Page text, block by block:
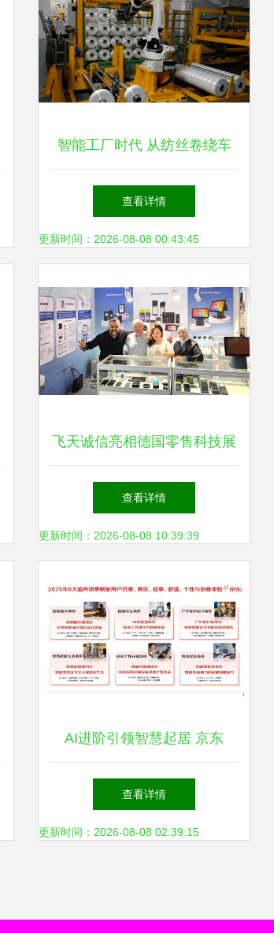
智能工厂时代 从纺丝卷绕车
间到绿色时尚的全面变革
查看详情
更新时间：2026-08-08 00:43:45
飞天诚信亮相德国零售科技展
eurocis 2024，引领支付安全
与身份认证新趋势
查看详情
更新时间：2026-08-08 10:39:39
AI进阶引领智慧起居 京东
2025年3C品类白皮书揭示六
大消费新趋势
查看详情
更新时间：2026-08-08 02:39:15